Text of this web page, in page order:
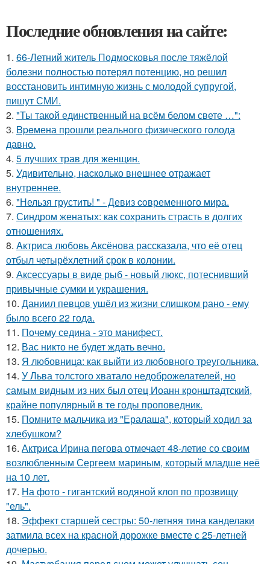
Последние обновления на сайте:
1. 66-Летний житель Подмосковья после тяжёлой
болезни полностью потерял потенцию, но решил
восстановить интимную жизнь с молодой супругой,
пишут СМИ.
2. "Ты такой единственный на всём белом свете …":
3. Bpeмена прошли реального физического голода
давно.
4. 5 лучших трав для женщин.
5. Удивительнo, нacколько внешнее отражает
внутреннее.
6. "Нельзя грустить! " - Девиз coвременного мира.
7. Синдром женатых: как сохранить страсть в долгих
отношениях.
8. Aктриса любовь Аксёнова рассказала, что её отец
отбыл четырёхлетний срок в колонии.
9. Аксессуары в виде рыб - новый люкс, потеснивший
привычные сумки и украшения.
10. Даниил певцов ушёл из жизни слишком рано - ему
было всего 22 года.
11. Почему седина - это манифест.
12. Вас никто не будет ждать вечно.
13. Я любовница: как выйти из любовного треугольника.
14. У Льва толстого хватало недоброжелателей, но
самым видным из них был отец Иоанн кронштадтский,
крайне популярный в те годы проповедник.
15. Помните мальчика из "Ералаша", который ходил за
хлебушком?
16. Актриса Ирина пегова отмечает 48-летие со своим
возлюбленным Сергеем мариным, который младше неё
на 10 лет.
17. На фото - гигантский водяной клоп по прозвищу
"ель".
18. Эффект старшей сестры: 50-летняя тина канделаки
затмила всех на красной дорожке вместе с 25-летней
дочерью.